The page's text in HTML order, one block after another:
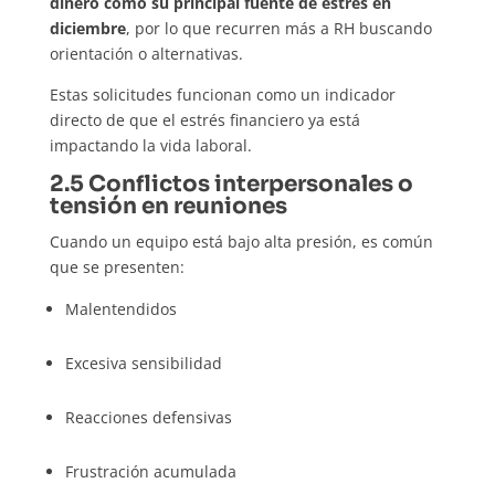
diciembre, por lo que recurren más a RH buscando
orientación o alternativas.
Estas solicitudes funcionan como un indicador
directo de que el estrés financiero ya está
impactando la vida laboral.
2.5 Conflictos interpersonales o
tensión en reuniones
Cuando un equipo está bajo alta presión, es común
que se presenten:
Malentendidos
Excesiva sensibilidad
Reacciones defensivas
Frustración acumulada